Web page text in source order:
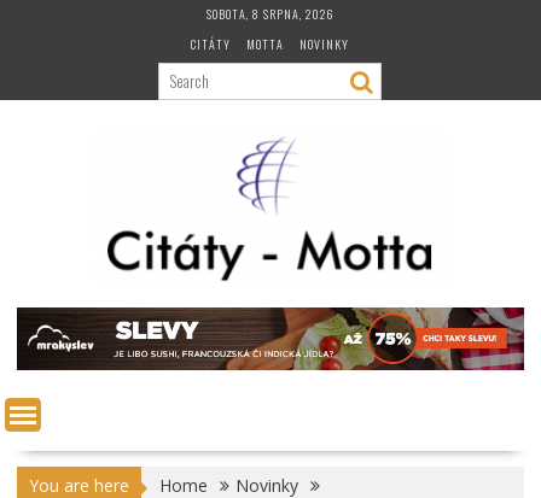
SOBOTA, 8 SRPNA, 2026
CITÁTY
MOTTA NOVINKY
You are here Home
Novinky